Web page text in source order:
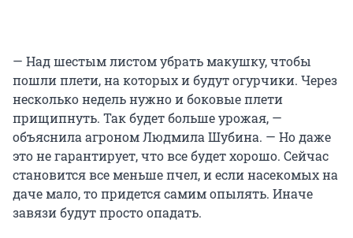
— Над шестым листом убрать макушку, чтобы
пошли плети, на которых и будут огурчики. Через
несколько недель нужно и боковые плети
прищипнуть. Так будет больше урожая, —
объяснила агроном Людмила Шубина. — Но даже
это не гарантирует, что все будет хорошо. Сейчас
становится все меньше пчел, и если насекомых на
даче мало, то придется самим опылять. Иначе
завязи будут просто опадать.